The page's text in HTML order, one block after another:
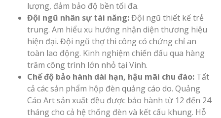
lượng, đảm bảo độ bền tối đa.
Đội ngũ nhân sự tài năng:Đội ngũ thiết kế trẻ
trung. Am hiểu xu hướng nhận diện thương hiệu
hiện đại. Đội ngũ thợ thi công có chứng chỉ an
toàn lao động. Kinh nghiệm chiến đấu qua hàng
trăm công trình lớn nhỏ tại Vinh.
Chế độ bảo hành dài hạn, hậu mãi chu đáo: Tất
cả các sản phẩm hộp đèn quảng cáo do. Quảng
Cáo Art sản xuất đều được bảo hành từ 12 đến 24
tháng cho cả hệ thống đèn và kết cấu khung. Hỗ